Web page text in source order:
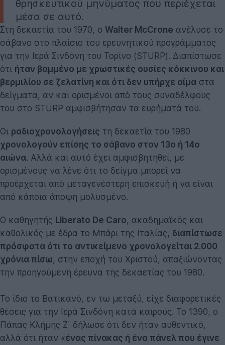
θρησκευτικού μηνύματος που περιέχεται
μέσα σε αυτό.
Στη δεκαετία του 1970, ο Walter McCrone ανέλυσε το
σάβανο στο πλαίσιο του ερευνητικού προγράμματος
για την Ιερά Σινδόνη του Τορίνο (STURP). Διαπίστωσε
ότι ήταν βαμμένο με χρωστικές ουσίες κόκκινου και
βερμιλίου σε ζελατίνη και ότι δεν υπήρχε αίμα στα
δείγματα, αν και ορισμένοι από τους συναδέλφους
του στο STURP αμφισβήτησαν τα ευρήματά του.
Οι ραδιοχρονολογήσεις τη δεκαετία του 1980
χρονολογούν επίσης το σάβανο στον 13ο ή 14ο
αιώνα. Αλλά και αυτό έχει αμφισβητηθεί, με
ορισμένους να λένε ότι το δείγμα μπορεί να
προέρχεται από μεταγενέστερη επισκευή ή να είναι
από κάποια άποψη μολυσμένο.
Ο καθηγητής Liberato De Caro, ακαδημαϊκός και
καθολικός με έδρα το Μπάρι της Ιταλίας, διαπίστωσε
πρόσφατα ότι το αντικείμενο χρονολογείται 2.000
χρόνια πίσω, στην εποχή του Χριστού, απαξιώνοντας
την προηγούμενη έρευνα της δεκαετίας του 1980.
Το ίδιο το Βατικανό, εν τω μεταξύ, είχε διαφορετικές
θέσεις για την Ιερά Σινδόνη κατά καιρούς. Το 1390, ο
Πάπας Κλήμης Ζ΄ δήλωσε ότι δεν ήταν αυθεντικό,
αλλά ότι ήταν «ένας πίνακας ή ένα πάνελ που έγινε